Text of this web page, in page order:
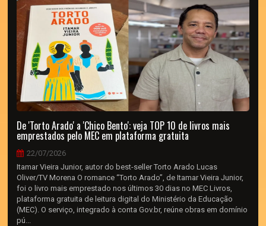
De 'Torto Arado' a 'Chico Bento': veja TOP 10 de livros mais
emprestados pelo MEC em plataforma gratuita
22/07/2026
Itamar Vieira Junior, autor do best-seller Torto Arado Lucas
Oliver/TV Morena O romance “Torto Arado”, de Itamar Vieira Junior,
foi o livro mais emprestado nos últimos 30 dias no MEC Livros,
plataforma gratuita de leitura digital do Ministério da Educação
(MEC). O serviço, integrado à conta Gov.br, reúne obras em domínio
pú...